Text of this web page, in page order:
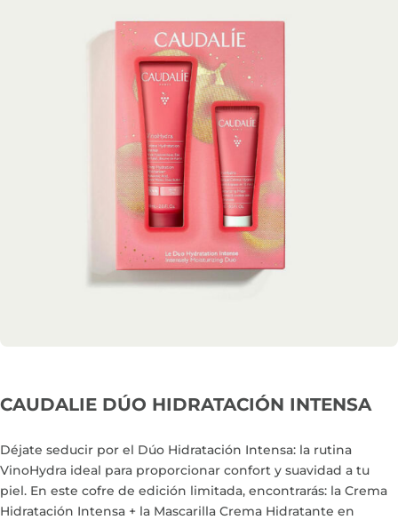
CAUDALIE DÚO HIDRATACIÓN INTENSA
Déjate seducir por el Dúo Hidratación​ Intensa: la rutina
VinoHydra ideal para proporcionar confort y suavidad a tu
piel. En este cofre de edición limitada, encontrarás: la Crema
Hidratación Intensa + la Mascarilla Crema Hidratante en